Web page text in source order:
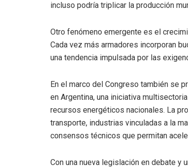
incluso podría triplicar la producción
Otro fenómeno emergente es el
Cada vez más armadores incorporan
una tendencia impulsada por las
En el marco del Congreso también se
en Argentina, una iniciativa
recursos energéticos nacionales. La
transporte, industrias vinculadas a la
consensos técnicos que permitan
Con una nueva legislación en debate y